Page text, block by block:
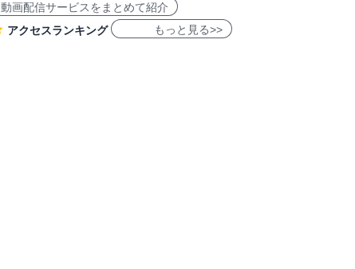
動画配信サービスをまとめて紹介
アクセスランキング
もっと見る>>